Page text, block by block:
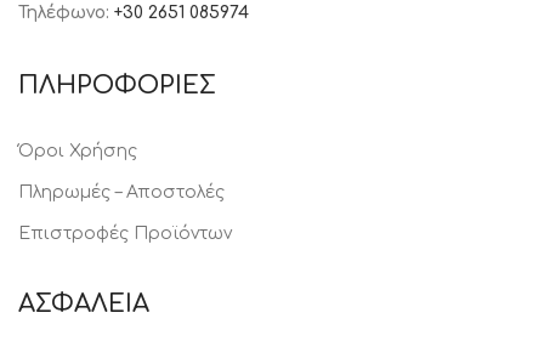
Τηλέφωνο: +30 2651 085974
ΠΛΗΡΟΦΟΡΙΕΣ
Όροι Χρήσης
Πληρωμές – Αποστολές
Επιστροφές Προϊόντων
ΑΣΦΑΛΕΙΑ